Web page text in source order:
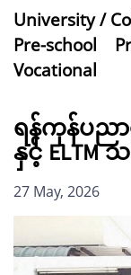
University /
Pre-school
Vocational
ရန်ကုန်ပည
နှင့်
27 May, 2026